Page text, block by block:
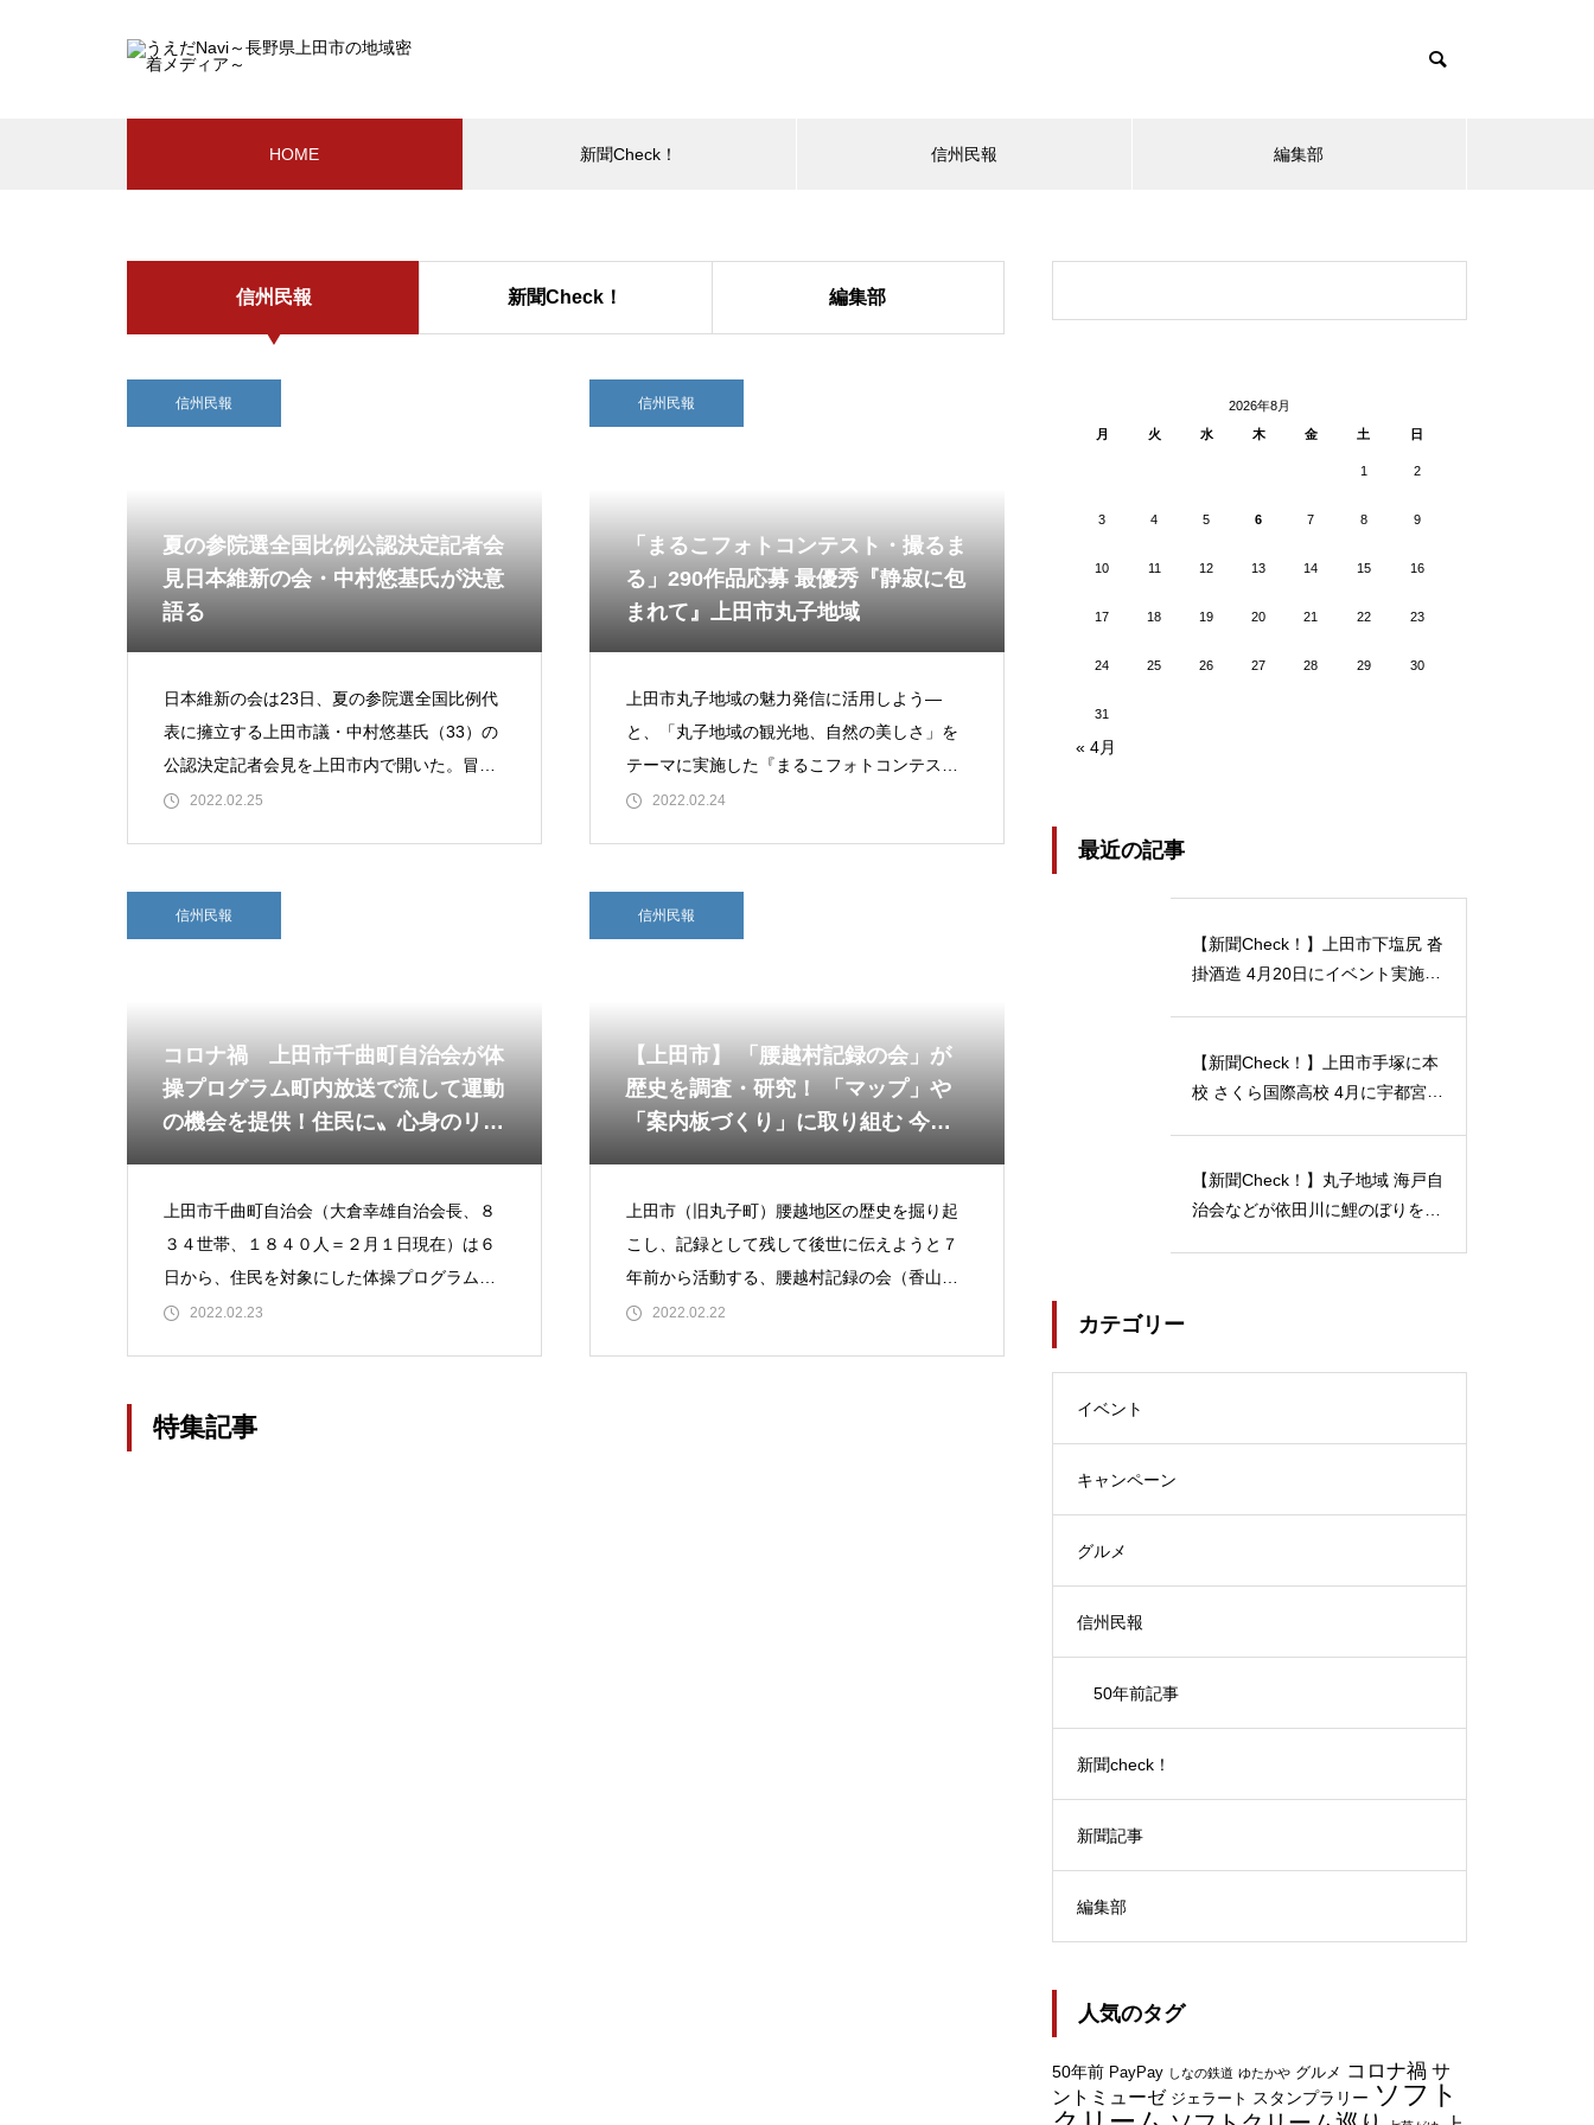
HOME 新聞Check！ 信州民報 編集部
信州民報 新聞Check！ 編集部
信州民報
夏の参院選全国比例公認決定記者会
見日本維新の会・中村悠基氏が決意
語る
日本維新の会は23日、夏の参院選全国比例代
表に擁立する上田市議・中村悠基氏（33）の
公認決定記者会見を上田市内で開いた。冒
頭、日本維新の会長野県総支部・手塚大輔代
2022.02.25
信州民報
「まるこフォトコンテスト・撮るま
る」290作品応募 最優秀『静寂に包
まれて』上田市丸子地域
上田市丸子地域の魅力発信に活用しよう―
と、「丸子地域の観光地、自然の美しさ」を
テーマに実施した『まるこフォトコンテス
ト・撮るまる』。主催は丸子観光協会でこの
2022.02.24
信州民報
コロナ禍 上田市千曲町自治会が体
操プログラム町内放送で流して運動
の機会を提供！住民に〟心身のリフ
上田市千曲町自治会（大倉幸雄自治会長、８
３４世帯、１８４０人＝２月１日現在）は６
日から、住民を対象にした体操プログラム
（町内放送）『千曲町 みんなで運動しまし
2022.02.23
信州民報
【上田市】 「腰越村記録の会」が
歴史を調査・研究！ 「マップ」や
「案内板づくり」に取り組む 今春
上田市（旧丸子町）腰越地区の歴史を掘り起
こし、記録として残して後世に伝えようと７
年前から活動する、腰越村記録の会（香山知
加子会長、12人）。同会では地区内に残る古
2022.02.22
特集記事
2026年8月
月
火 水 木 金 土 日
1 2
3 4 5 6 7 8 9
10 11 12 13 14 15 16
17 18 19 20 21 22 23
24 25 26 27 28 29 30
31
« 4月
最近の記事
【新聞Check！】上田市下塩尻 沓
掛酒造 4月20日にイベント実施 5
【新聞Check！】上田市手塚に本
校 さくら国際高校 4月に宇都宮動
【新聞Check！】丸子地域 海戸自
治会などが依田川に鯉のぼりを掲
カテゴリー
イベント
キャンペーン
グルメ
信州民報
50年前記事
新聞check！
新聞記事
編集部
人気のタグ
50年前 PayPay しなの鉄道 ゆたかや グルメ コロナ禍 サ
ントミューゼ ジェラート スタンプラリー ソフト